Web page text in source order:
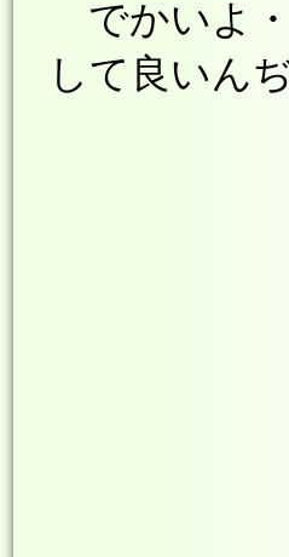
でかいよ
して良いん